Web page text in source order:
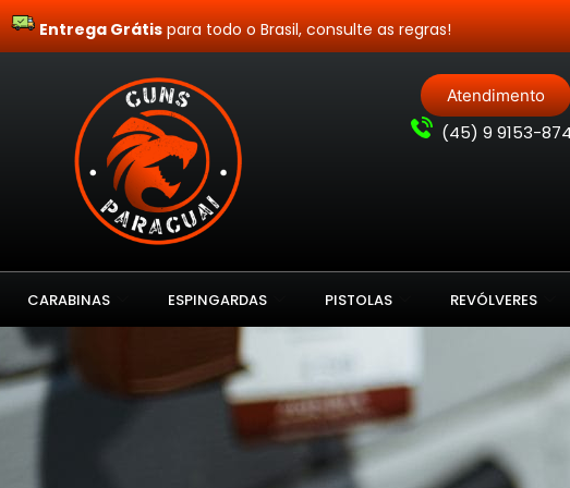
Entrega Grátispara todo o Brasil, consulte as regras!
Atendimento
(45) 9 9153-
CARABINAS ESPINGARDAS PISTOLAS REVÓLVERES